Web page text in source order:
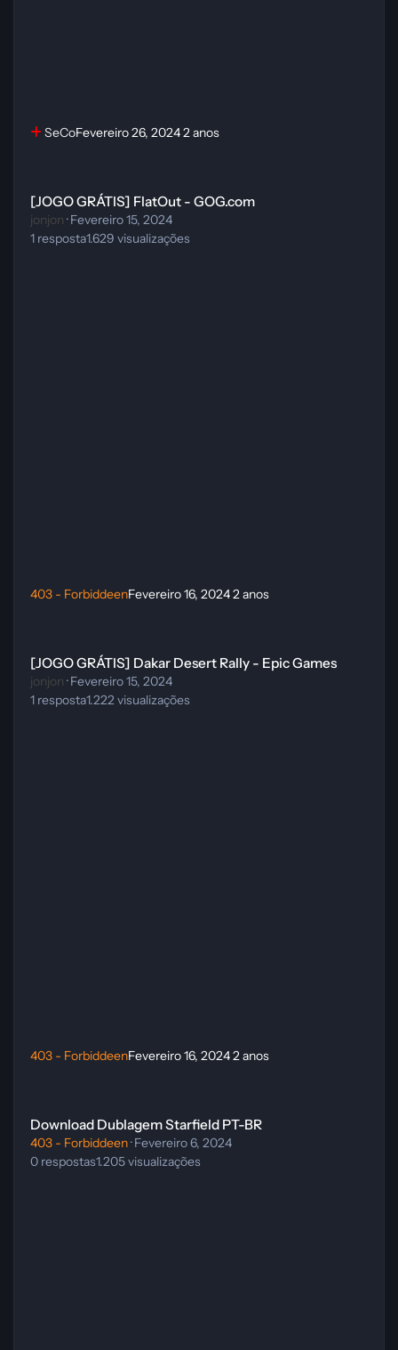
SeCoFevereiro 26, 20242 anos
[JOGO GRÁTIS] FlatOut - GOG.com
jonjon ·Fevereiro 15, 2024
1 resposta1.629 visualizações
403 - ForbiddeenFevereiro 16, 20242 anos
[JOGO GRÁTIS] Dakar Desert Rally - Epic Games
jonjon ·Fevereiro 15, 2024
1 resposta1.222 visualizações
403 - ForbiddeenFevereiro 16, 20242 anos
Download Dublagem Starfield PT-BR
403 - Forbiddeen·Fevereiro 6, 2024
0 respostas1.205visualizações